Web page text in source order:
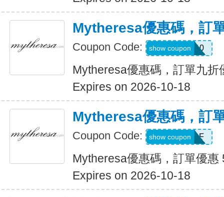
Mytheresa優惠碼，訂
Coupon Code: MYT10
show coupon
Mytheresa優惠碼，訂單九折
Expires on 2026-10-18
Mytheresa優惠碼，訂
Coupon Code: MZJW33DF
show coupon
Mytheresa優惠碼，訂單優惠
Expires on 2026-10-18